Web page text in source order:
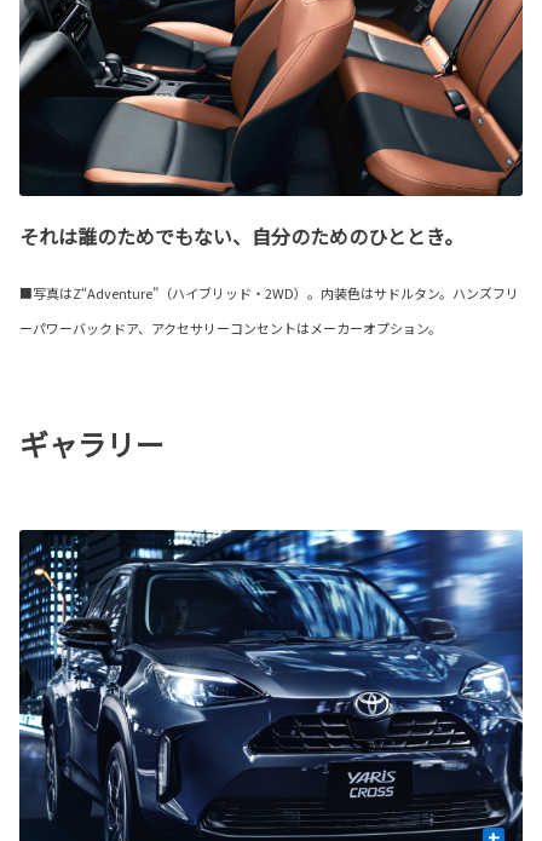
それは誰のためでもない、自分のためのひととき。
■写真はZ“Adventure”（ハイブリッド・2WD）。内装色はサドルタン。ハンズフリ
ーパワーバックドア、アクセサリーコンセントはメーカーオプション。
ギャラリー